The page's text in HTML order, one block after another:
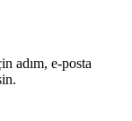
adım, e-posta